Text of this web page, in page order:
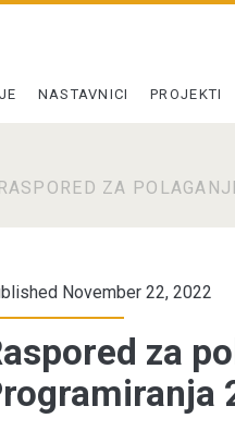
NASTAVNICI PROJEKTI
RASPORED ZA
November 22, 2022
za